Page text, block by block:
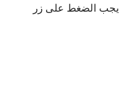
يجب الضغط على زر